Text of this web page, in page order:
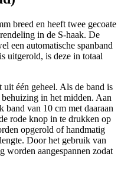
breed en heeft twee gecoate
in de S-haak. De
een automatische spanband
uitgerold, is deze in totaal
uit één geheel. Als de band is
in het midden. Aan
band van 10 cm met daaraan
rode knop in te drukken op
opgerold of handmatig
Door het gebruik van
worden aangespannen zodat